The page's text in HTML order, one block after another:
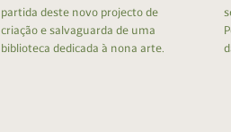
partida deste novo projecto de
criação e salvaguarda de uma
biblioteca dedicada à nona arte.